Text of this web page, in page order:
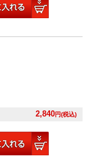
2,840円(税込)